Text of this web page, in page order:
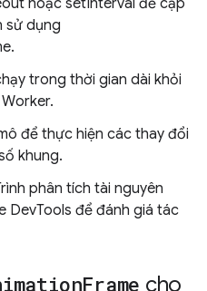
hoặc setInterval để cập
sử dụng
trong thời gian dài khỏi
để thực hiện các thay đổi
khung.
phân tích tài nguyên
DevTools để đánh giá tác
Frame cho